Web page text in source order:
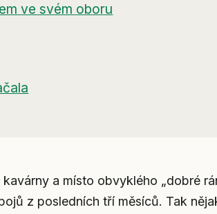
ve svém oboru
a místo obvyklého „dobré
z posledních tří měsíců. Tak